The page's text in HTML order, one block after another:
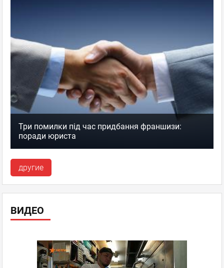
Три помилки під час придбання франшизи:
поради юриста
другие
ВИДЕО